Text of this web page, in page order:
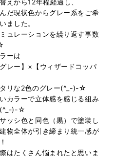
えから12年程経過し、
だ現状色からグレー系をご希
ました。
ュレーションを繰り返す事数
ーは
グレー】×【ウィザードコッパ
リな2色のグレー(^_-)-☆
カラーで立体感を感じる組み
(^_-)-☆
ッシ色と同色（黒）で塗装し
物全体が引き締まり統一感が
はたくさん悩まれたと思いま